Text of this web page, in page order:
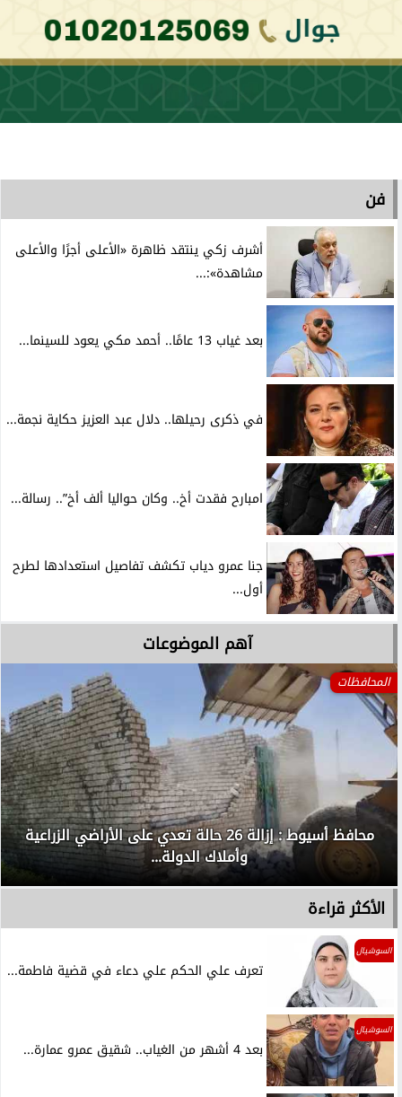
فن
أشرف زكي ينتقد ظاهرة «الأعلى أجرًا والأعلى
مشاهدة»:...
بعد غياب 13 عامًا.. أحمد مكي يعود للسينما...
في ذكرى رحيلها.. دلال عبد العزيز حكاية نجمة...
امبارح فقدت أخ.. وكان حواليا ألف أخ”.. رسالة...
جنا عمرو دياب تكشف تفاصيل استعدادها لطرح
أول...
آهم الموضوعات
المحافظات
محافظ أسيوط : إزالة 26 حالة تعدي على الأراضي الزراعية
وأملاك الدولة...
الأكثر قراءة
السوشيال
تعرف علي الحكم علي دعاء في قضية فاطمة...
السوشيال
بعد 4 أشهر من الغياب.. شقيق عمرو عمارة...